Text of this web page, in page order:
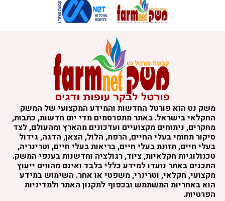
משק נט הוא פורטל החדשות והמידע המקצועי של המשק
החקלאי בישראל. באתר מתפרסמים מדי יום חדשות, כתבות,
מחקרים, ניתוחים מקצועיים ועדכונים מהארץ ומהעולם, לצד
סיקור תחומי בעלי החיים, הרפת, הלול, הצאן, הדגה, גידול
בעלי חיים, תזונת בעלי חיים, בריאות בעלי חיים, וטרינריה,
טכנולוגיות חקלאיות, ציוד, רגולציה וחדשנות בענפי המשק.
התכנים באתר נועדו למידע כללי בלבד ואינם מהווים ייעוץ
מקצועי, חקלאי, וטרינרי, משפטי או אחר. השימוש במידע
הוא באחריות המשתמש ובכפוף לתקנון האתר ולמדיניות
הפרטיות.